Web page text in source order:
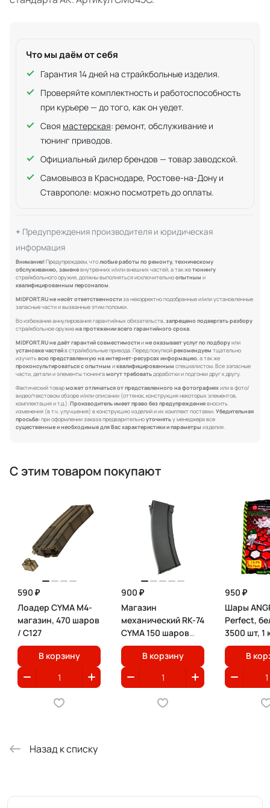
Что мы даём от себя
Гарантия 14 дней на страйкбольные изделия.
Проверяйте комплектность и работоспособность
при курьере — до того, как он уедет.
Своя мастерская: ремонт, обслуживание и
тюнинг приводов.
Официальный дилер брендов — товар заводской.
Самовывоз в Краснодаре, Ростове-на-Дону и
Ставрополе: можно посмотреть до оплаты.
Предупреждения производителя и юридическая
информация
Внимание!Предупреждаем, чтолюбые работы по ремонту, техническому
обслуживанию, заменевнутренних и/или внешних частей, а так жетюнингу
страйкбольного оружия, должны выполняться исключительноопытным и
квалифицированным персоналом.
MIDFORT.RU не несёт ответственностиза некорректно подобранные и/или установленные
запасные части и вызванные этим поломки.
Во избежание аннулирования гарантийных обязательств,запрещено подвергать разбору
страйкбольное оружиена протяжении всего гарантийного срока.
MIDFORT.RU не даёт гарантий совместимостиине оказывает услуг по подборуили
установке частейв страйкбольные привода. Перед покупкойрекомендуем тщательно
изучитьвсю представленную на интернет-ресурсах информацию, а так же
проконсультироваться с опытным иквалифицированным специалистом. Все запасные
части, детали и элементы тюнингамогут требоватьдоработки и подгонки друг к другу.
Фактический товарможет отличаться от представленного на фотографияхили в фото/
видео/текстовом обзоре и/или описании (оттенок, конструкция некоторых элементов,
комплектация и т.д.).Производитель имеет право без предупреждениявносить
изменения (в т.ч. улучшения) в конструкцию изделий и их комплект поставки.Убедительная
просьба: при оформлении заказа предварительноуточнятьу менеджера все
существенные и необходимые для Вас характеристики и параметры изделия.
С этим товаром покупают
590 ₽
Лоадер CYMA M4-
магазин, 470 шаров
/ C127
В корзину
900 ₽
Магазин
механический RK-74
CYMA 150 шаров
черный / C72
В корзину
950 ₽
Шары
Perfect,
3500 шт, 1
В
Назад к списку